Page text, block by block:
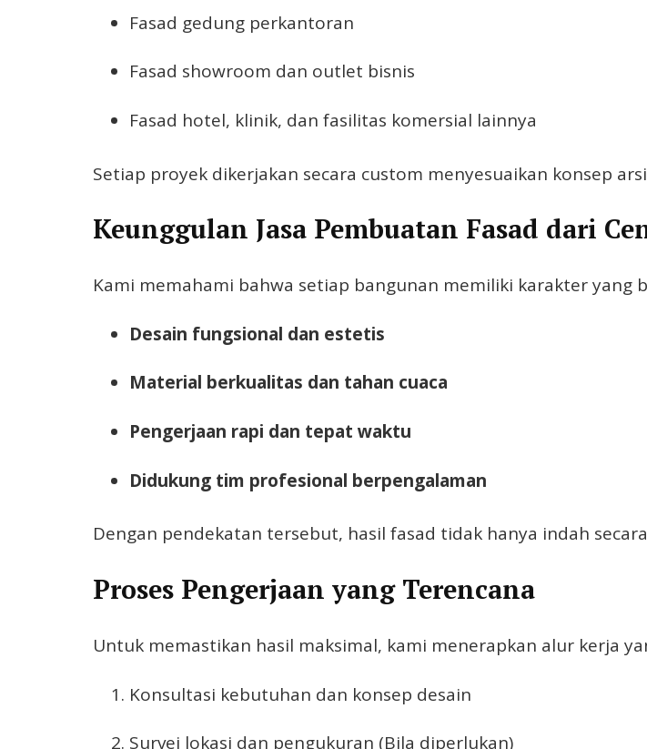
Fasad gedung perkantoran
Fasad showroom dan outlet bisnis
Fasad hotel, klinik, dan fasilitas komersial lainnya
Setiap proyek dikerjakan secara custom menyesuaikan konsep
Keunggulan Jasa Pembuatan Fasad dari
Kami memahami bahwa setiap bangunan memiliki karakter yang
Desain fungsional dan estetis
Material berkualitas dan tahan cuaca
Pengerjaan rapi dan tepat waktu
Didukung tim profesional berpengalaman
Dengan pendekatan tersebut, hasil fasad tidak hanya indah
Proses Pengerjaan yang Terencana
Untuk memastikan hasil maksimal, kami menerapkan alur kerja
Konsultasi kebutuhan dan konsep desain
Survei lokasi dan pengukuran (Bila diperlukan)